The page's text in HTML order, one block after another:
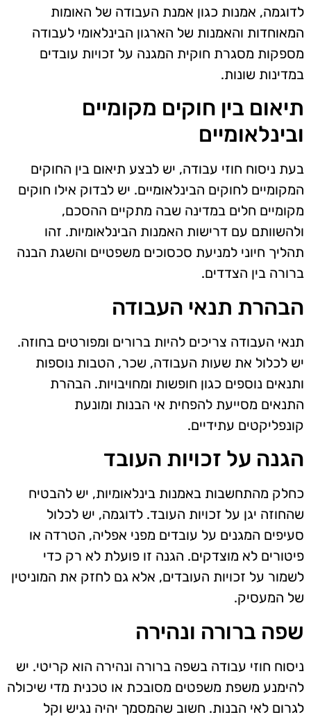
לדוגמה, אמנות כגון אמנת העבודה של האומות
המאוחדות והאמנות של הארגון הבינלאומי לעבודה
מספקות מסגרת חוקית המגנה על זכויות עובדים
במדינות שונות.
תיאום בין חוקים מקומיים
ובינלאומיים
בעת ניסוח חוזי עבודה, יש לבצע תיאום בין החוקים
המקומיים לחוקים הבינלאומיים. יש לבדוק אילו חוקים
מקומיים חלים במדינה שבה מתקיים ההסכם,
ולהשוותם עם דרישות האמנות הבינלאומיות. זהו
תהליך חיוני למניעת סכסוכים משפטיים והשגת הבנה
ברורה בין הצדדים.
הבהרת תנאי העבודה
תנאי העבודה צריכים להיות ברורים ומפורטים בחוזה.
יש לכלול את שעות העבודה, שכר, הטבות נוספות
ותנאים נוספים כגון חופשות ומחויבויות. הבהרת
התנאים מסייעת להפחית אי הבנות ומונעת
קונפליקטים עתידיים.
הגנה על זכויות העובד
כחלק מהתחשבות באמנות בינלאומיות, יש להבטיח
שהחוזה יגן על זכויות העובד. לדוגמה, יש לכלול
סעיפים המגנים על עובדים מפני אפליה, הטרדה או
פיטורים לא מוצדקים. הגנה זו פועלת לא רק כדי
לשמור על זכויות העובדים, אלא גם לחזק את המוניטין
של המעסיק.
שפה ברורה ונהירה
ניסוח חוזי עבודה בשפה ברורה ונהירה הוא קריטי. יש
להימנע משפת משפטים מסובכת או טכנית מדי שיכולה
לגרום לאי הבנות. חשוב שהמסמך יהיה נגיש וקל